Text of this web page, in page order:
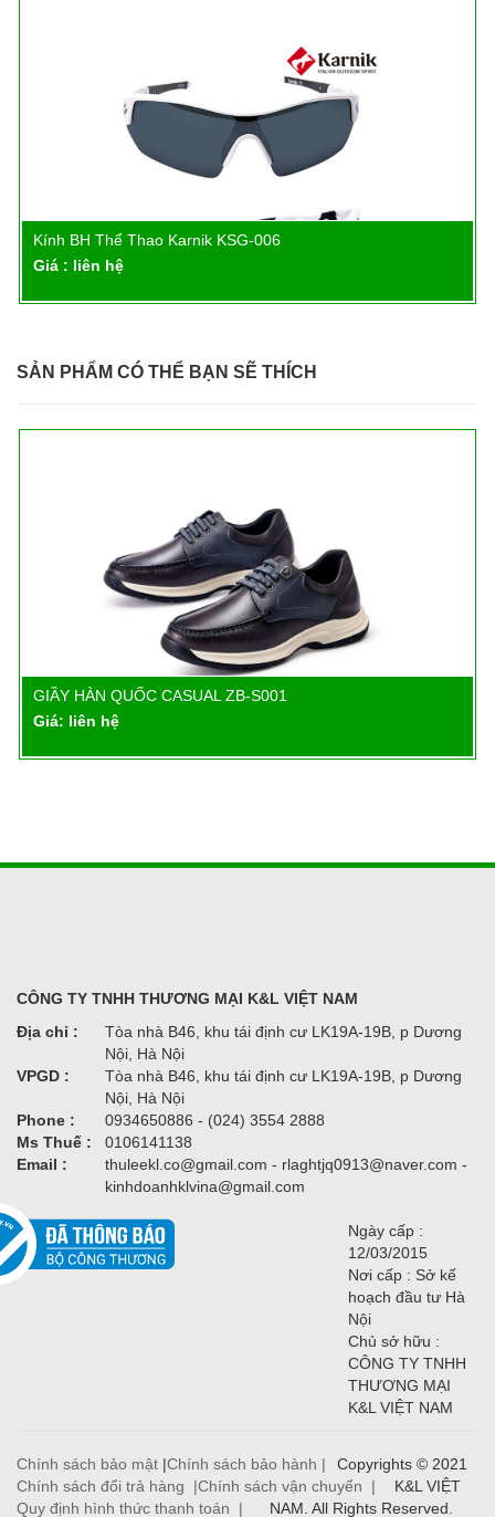
Chi tiết
Kính BH Thể Thao Karnik KSG-006
Giá : liên hệ
SẢN PHẨM CÓ THỂ BẠN SẼ THÍCH
Chi tiết
GIẦY HÀN QUỐC CASUAL ZB-S001
Giá: liên hệ
CÔNG TY TNHH THƯƠNG MẠI K&L VIỆT NAM
Địa chỉ :
Tòa nhà B46, khu tái định cư LK19A-19B, p Dương
Nội, Hà Nội
VPGD :
Tòa nhà B46, khu tái định cư LK19A-19B, p Dương
Nội, Hà Nội
Phone :
0934650886 - (024) 3554 2888
Ms Thuế :
0106141138
Email :
thuleekl.co@gmail.com - rlaghtjq0913@naver.com -
kinhdoanhklvina@gmail.com
Ngày cấp :
12/03/2015
Nơi cấp : Sở kế
hoạch đầu tư Hà
Nội
Chủ sở hữu :
CÔNG TY TNHH
THƯƠNG MẠI
K&L VIỆT NAM
Chính sách bảo mật |Chính sách bảo hành |
Chính sách đổi trả hàng |Chính sách vận chuyển |
Quy định hình thức thanh toán |
Copyrights © 2021
K&L VIỆT
NAM. All Rights Reserved.